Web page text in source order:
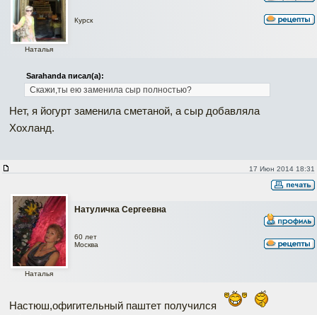
Наталья
Курск
Sarahanda писал(а):
Скажи,ты ею заменила сыр полностью?
Нет, я йогурт заменила сметаной, а сыр добавляла
Хохланд.
17 Июн 2014 18:31
Натуличка Сергеевна
Наталья
60 лет
Москва
Настюш,офигительный паштет получился